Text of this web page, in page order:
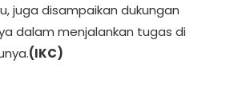
juga disampaikan dukungan
dalam menjalankan tugas di
(IKC)